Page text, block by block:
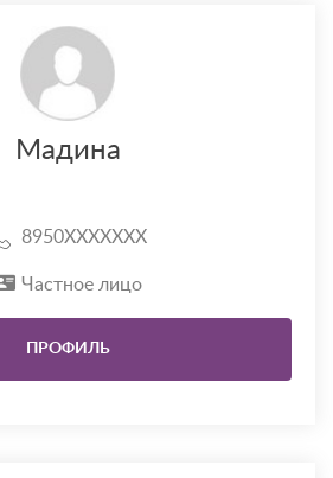
Мадина
8950XXXXXXX
Частное лицо
ПРОФИЛЬ